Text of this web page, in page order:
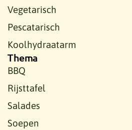
Vegetarisch
Pescatarisch
Koolhydraatarm
Thema
BBQ
Rijsttafel
Salades
Soepen